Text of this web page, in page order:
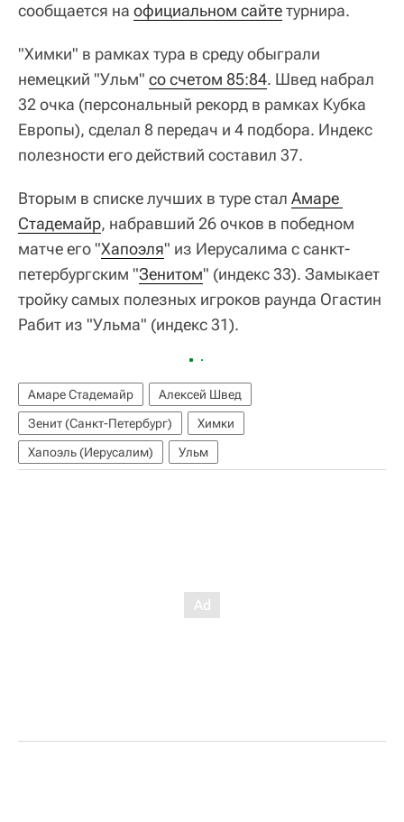
сообщается на официальном сайтетурнира.
"Химки" в рамках тура в среду обыграли
немецкий "Ульм" со счетом 85:84. Швед набрал
32 очка (персональный рекорд в рамках Кубка
Европы), сделал 8 передач и 4 подбора. Индекс
полезности его действий составил 37.
Вторым в списке лучших в туре стал Амаре
Стадемайр, набравший 26 очков в победном
матче его "Хапоэля" из Иерусалима с санкт-
петербургским "Зенитом" (индекс 33). Замыкает
тройку самых полезных игроков раунда Огастин
Рабит из "Ульма" (индекс 31).
Амаре Стадемайр
Алексей Швед
Зенит (Санкт-Петербург)
Химки
Хапоэль (Иерусалим)
Ульм